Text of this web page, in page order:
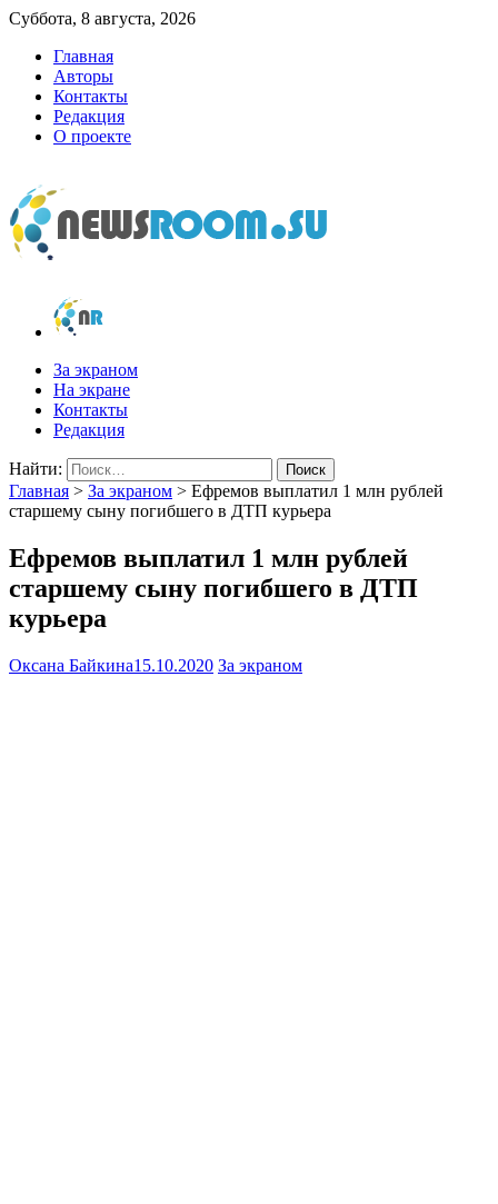
Суббота, 8 августа, 2026
Главная
Авторы
Контакты
Редакция
О проекте
newsroom.su
Новости о новостях
За экраном
На экране
Контакты
Редакция
Найти:
Главная > За экраном > Ефремов выплатил 1 млн рублей
старшему сыну погибшего в ДТП курьера
Ефремов выплатил 1 млн рублей
старшему сыну погибшего в ДТП
курьера
Оксана Байкина15.10.2020 За экраном